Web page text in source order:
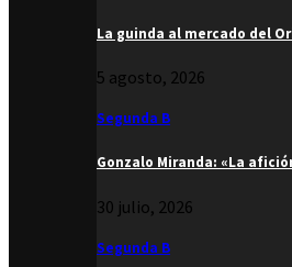
La guinda al mercado del
5 agosto, 2026
Segunda B
Gonzalo Miranda: «La
30 julio, 2026
Segunda B